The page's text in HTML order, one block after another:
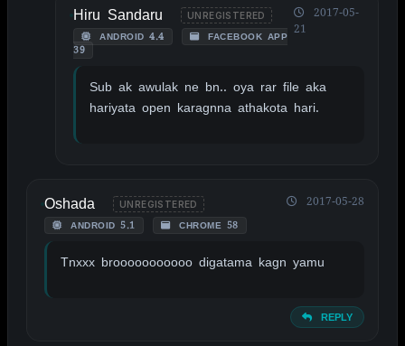
Hiru Sandaru UNREGISTERED
ANDROID 4.4
FACEBOOK APP
39
2017-05-
21
Sub ak awulak ne bn.. oya rar file aka
hariyata open karagnna athakota hari.
Oshada UNREGISTERED
ANDROID 5.1 CHROME 58
2017-05-28
Tnxxx brooooooooooo digatama kagn yamu
REPLY